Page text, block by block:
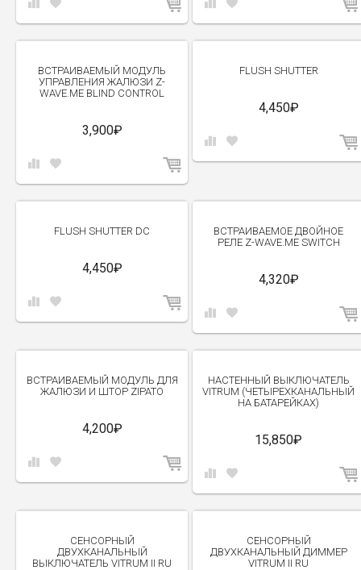
ВСТРАИВАЕМЫЙ МОДУЛЬ
УПРАВЛЕНИЯ ЖАЛЮЗИ Z-
WAVE.ME BLIND CONTROL
3,900₽
FLUSH SHUTTER
4,450₽
FLUSH SHUTTER DC
4,450₽
ВСТРАИВАЕМОЕ ДВОЙНОЕ
РЕЛЕ Z-WAVE.ME SWITCH
4,320₽
ВСТРАИВАЕМЫЙ МОДУЛЬ ДЛЯ
ЖАЛЮЗИ И ШТОР ZIPATO
4,200₽
НАСТЕННЫЙ ВЫКЛЮЧАТЕЛЬ
VITRUM (ЧЕТЫРЕХКАНАЛЬНЫЙ
НА БАТАРЕЙКАХ)
15,850₽
СЕНСОРНЫЙ
ДВУХКАНАЛЬНЫЙ
ВЫКЛЮЧАТЕЛЬ VITRUM II RU
СЕНСОРНЫЙ
ДВУХКАНАЛЬНЫЙ ДИММЕР
VITRUM II RU